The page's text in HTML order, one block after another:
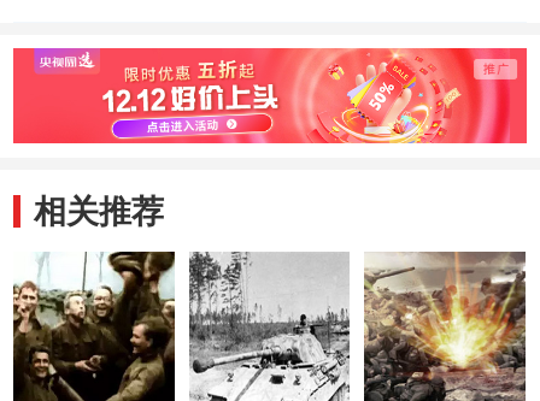
的4次“讨伐”
相关推荐